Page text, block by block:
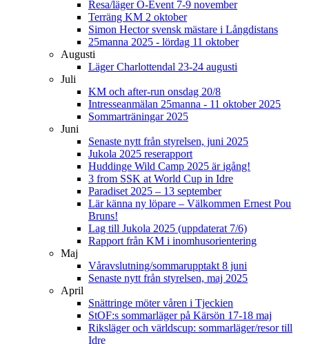
Resa/läger O-Event 7-9 november
Terräng KM 2 oktober
Simon Hector svensk mästare i Långdistans
25manna 2025 - lördag 11 oktober
Augusti
Läger Charlottendal 23-24 augusti
Juli
KM och after-run onsdag 20/8
Intresseanmälan 25manna - 11 oktober 2025
Sommarträningar 2025
Juni
Senaste nytt från styrelsen, juni 2025
Jukola 2025 reserapport
Huddinge Wild Camp 2025 är igång!
3 from SSK at World Cup in Idre
Paradiset 2025 – 13 september
Lär känna ny löpare – Välkommen Ernest Pou
Bruns!
Lag till Jukola 2025 (uppdaterat 7/6)
Rapport från KM i inomhusorientering
Maj
Våravslutning/sommarupptakt 8 juni
Senaste nytt från styrelsen, maj 2025
April
Snättringe möter våren i Tjeckien
StOF:s sommarläger på Kärsön 17-18 maj
Riksläger och världscup: sommarläger/resor till
Idre